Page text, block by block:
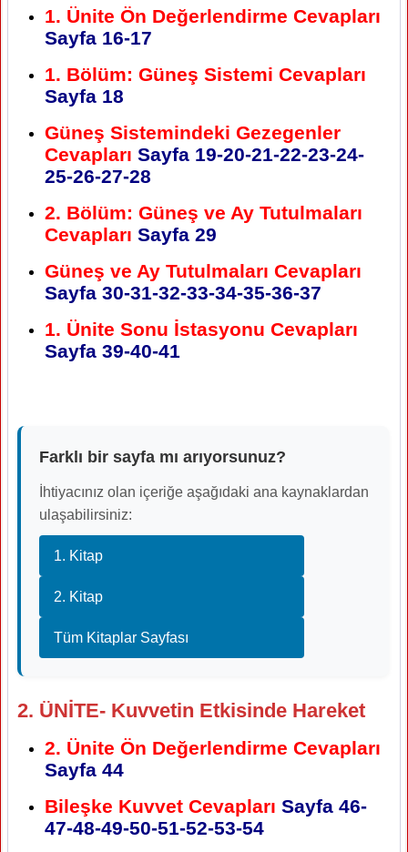
1. Ünite Ön Değerlendirme Cevapları
Sayfa 16-17
1. Bölüm: Güneş Sistemi Cevapları
Sayfa 18
Güneş Sistemindeki Gezegenler
Cevapları Sayfa 19-20-21-22-23-24-
25-26-27-28
2. Bölüm: Güneş ve Ay Tutulmaları
Cevapları Sayfa 29
Güneş ve Ay Tutulmaları Cevapları
Sayfa 30-31-32-33-34-35-36-37
1. Ünite Sonu İstasyonu Cevapları
Sayfa 39-40-41
Farklı bir sayfa mı arıyorsunuz?
İhtiyacınız olan içeriğe aşağıdaki ana kaynaklardan
ulaşabilirsiniz:
1. Kitap
2. Kitap
Tüm Kitaplar Sayfası
2. ÜNİTE- Kuvvetin Etkisinde Hareket
2. Ünite Ön Değerlendirme Cevapları
Sayfa 44
Bileşke Kuvvet Cevapları Sayfa 46-
47-48-49-50-51-52-53-54